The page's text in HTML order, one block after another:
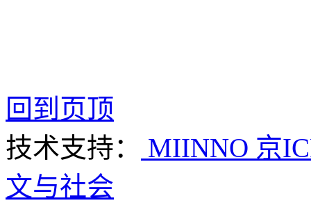
回到页顶
技术支持：
MIINNO 京
文与社会